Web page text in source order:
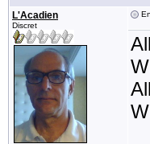
L'Acadien
Discret